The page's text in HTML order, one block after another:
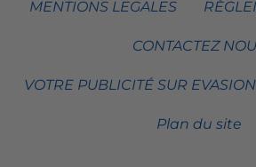
MENTIONS LEGALES
CONTACTEZ
VOTRE PUBLICITÉ SUR EVASION
Plan du site